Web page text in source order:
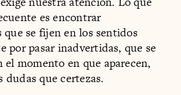
es encontrar
que se fijen en los sentidos
por pasar inadvertidas, que se
el momento en que aparecen,
dudas que certezas.